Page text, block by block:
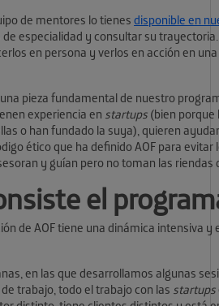
de mentores lo tienes disponible en
especialidad y consultar su
en persona y verlos en acción en
pieza fundamental de nuestro
experiencia en startups (bien porque
o han fundado la suya), quieren
ético que ha definido AOF para
y guían pero no toman las riendas
el
de AOF tiene una dinámica intensiva y
en las que desarrollamos algunas
trabajo, todo el trabajo con las startups